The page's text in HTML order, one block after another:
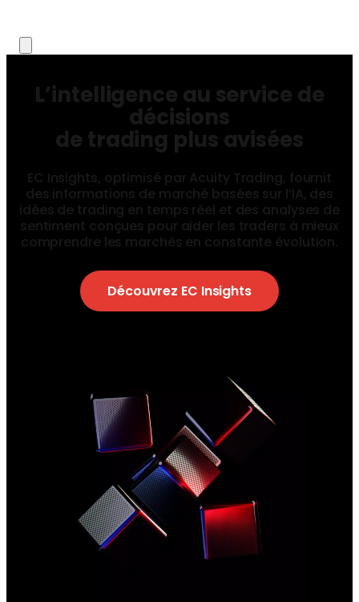
L’intelligence au service de
décisions
de trading plus avisées
EC Insights, optimisé par Acuity Trading, fournit
des informations de marché basées sur l’IA, des
idées de trading en temps réel et des analyses de
sentiment conçues pour aider les traders à mieux
comprendre les marchés en constante évolution.
Découvrez EC Insights